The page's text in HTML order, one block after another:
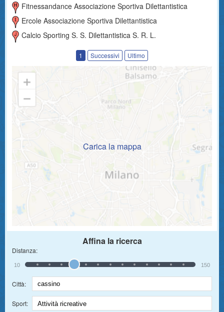
Fitnessandance Associazione Sportiva Dilettantistica
Ercole Associazione Sportiva Dilettantistica
Calcio Sporting S. S. Dilettantistica S. R. L.
1 Successivi Ultimo
Carica la mappa
Affina la ricerca
Distanza:
10 150
Città:
Sport: